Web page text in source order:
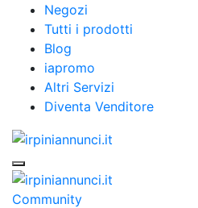
Negozi
Tutti i prodotti
Blog
iapromo
Altri Servizi
Diventa Venditore
Community